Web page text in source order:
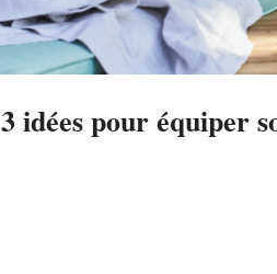
3 idées pour équiper